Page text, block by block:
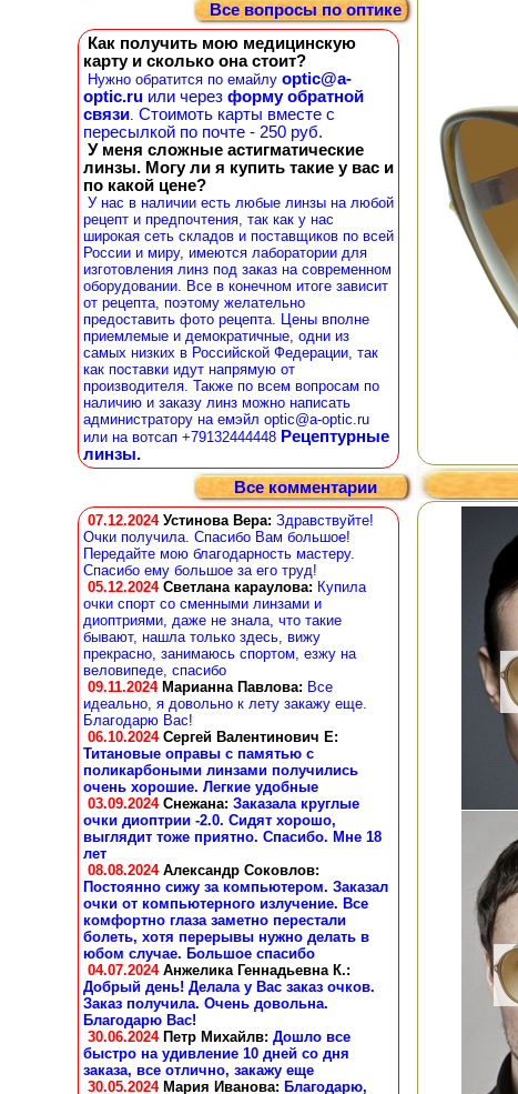
Все вопросы по оптике
Как получить мою медицинскую
карту и сколько она стоит?
Нужно обратится по емайлу optic@a-
optic.ru или через форму обратной
связи. Стоимоть карты вместе с
пересылкой по почте - 250 руб.
У меня сложные астигматические
линзы. Могу ли я купить такие у вас и
по какой цене?
У нас в наличии есть любые линзы на любой
рецепт и предпочтения, так как у нас
широкая сеть складов и поставщиков по всей
России и миру, имеются лаборатории для
изготовления линз под заказ на современном
оборудовании. Все в конечном итоге зависит
от рецепта, поэтому желательно
предоставить фото рецепта. Цены вполне
приемлемые и демократичные, одни из
самых низких в Российской Федерации, так
как поставки идут напрямую от
производителя. Также по всем вопросам по
наличию и заказу линз можно написать
администратору на емэйл optic@a-optic.ru
или на вотсап +79132444448 Рецептурные
линзы.
Все комментарии
07.12.2024 Устинова Вера: Здравствуйте!
Очки получила. Спасибо Вам большое!
Передайте мою благодарность мастеру.
Спасибо ему большое за его труд!
05.12.2024 Светлана караулова: Купила
очки спорт со сменными линзами и
диоптриями, даже не знала, что такие
бывают, нашла только здесь, вижу
прекрасно, занимаюсь спортом, езжу на
веловипеде, спасибо
09.11.2024 Марианна Павлова: Все
идеально, я довольно к лету закажу еще.
Благодарю Вас!
06.10.2024 Сергей Валентинович Е:
Титановые оправы с памятью с
поликарбоными линзами получились
очень хорошие. Легкие удобные
03.09.2024 Снежана: Заказала круглые
очки диоптрии -2.0. Сидят хорошо,
выглядит тоже приятно. Спасибо. Мне 18
лет
08.08.2024 Александр Соковлов:
Постоянно сижу за компьютером. Заказал
очки от компьютерного излучение. Все
комфортно глаза заметно перестали
болеть, хотя перерывы нужно делать в
юбом случае. Большое спасибо
04.07.2024 Анжелика Геннадьевна К.:
Добрый день! Делала у Вас заказ очков.
Заказ получила. Очень довольна.
Благодарю Вас!
30.06.2024 Петр Михайлв: Дошло все
быстро на удивление 10 дней со дня
заказа, все отлично, закажу еще
30.05.2024 Мария Иванова: Благодарю,